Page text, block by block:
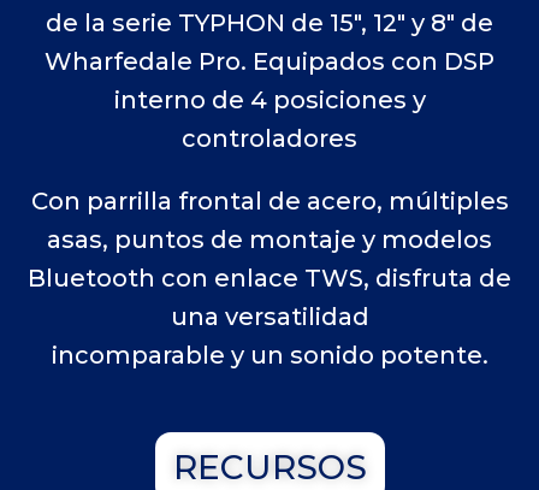
de la serie TYPHON de 15″, 12″ y 8″ de
Wharfedale Pro. Equipados con DSP
interno de 4 posiciones y
controladores
Con parrilla frontal de acero, múltiples
asas, puntos de montaje y modelos
Bluetooth con enlace TWS, disfruta de
una versatilidad
incomparable y un sonido potente.
RECURSOS